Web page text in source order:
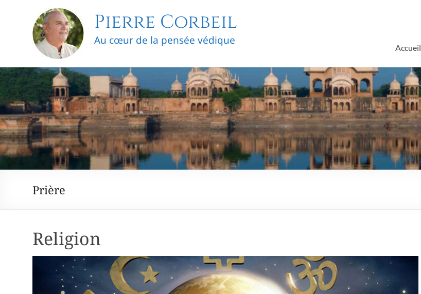
Pierre Corbeil
Au cœur de la pensée védique
Accueil
Prière
Religion